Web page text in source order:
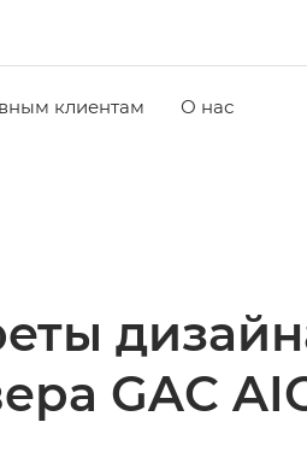
клиентам О нас
GAC